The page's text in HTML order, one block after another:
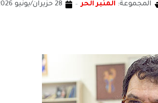
المجموعة: المنبر الحر 28 حزيران/يونيو 2026